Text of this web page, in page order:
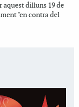
aquest dilluns 19 de
"en contra del